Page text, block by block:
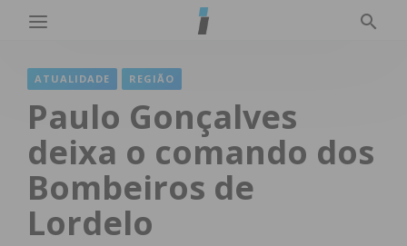
ATUALIDADE REGIÃO
Paulo Gonçalves
deixa o comando dos
Bombeiros de
Lordelo